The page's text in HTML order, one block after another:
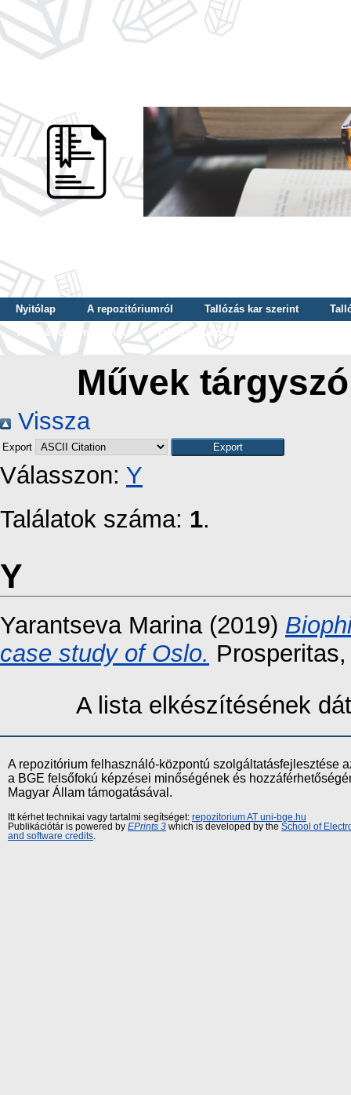
Nyitólap A repozitóriumról Tallózás kar szerint
Tallózás dátum szerint
Tallózás tudományterület szerint
Művek
Vissza
Export
Válasszon: Y
Találatok száma: 1.
Y
Yarantseva Marina(2019)
case study of Oslo.
A lista elkészítésének
A repozitórium felhasználó-központú szolgáltatásfejlesztése
a BGE felsőfokú képzései minőségének és
Magyar Állam támogatásával.
Itt kérhet technikai vagy tartalmi segítséget: repozitorium AT uni-bge.hu
Publikációtár is powered by EPrints 3 which is developed by the School of
and software credits